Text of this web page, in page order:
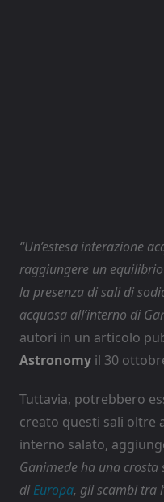
“Un’estesa interazione
raggiungere un
la presenza di sali di
acquosa all’interno di
autori in un articolo
Astronomy il 30
Tuttavia, potrebbero
creato questi sali oltre
interno salato,
Ganimede ha una
di Europa, gli scambi tra l